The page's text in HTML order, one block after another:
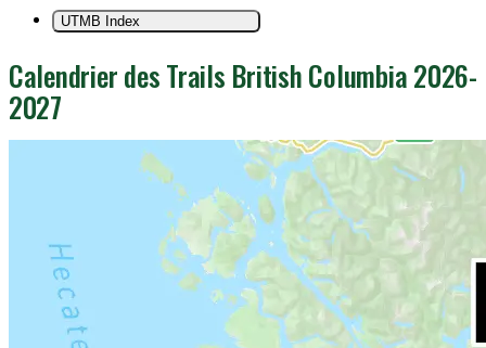
UTMB Index
Calendrier des Trails British Columbia 2026-
2027